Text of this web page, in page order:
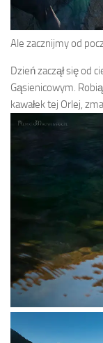
Ale zacznijmy od
Dzień zaczął się od
Gąsienicowym.
kawałek tej Orlej,